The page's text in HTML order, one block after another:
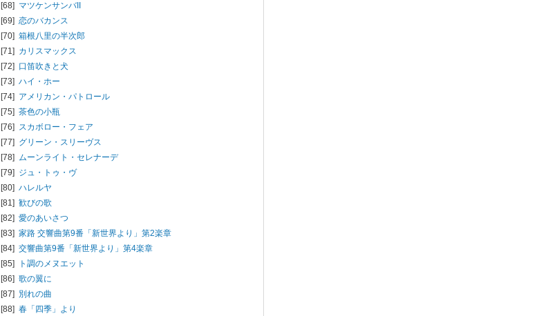
[68] マツケンサンバII
[69] 恋のバカンス
[70] 箱根八里の半次郎
[71] カリスマックス
[72] 口笛吹きと犬
[73] ハイ・ホー
[74] アメリカン・パトロール
[75] 茶色の小瓶
[76] スカボロー・フェア
[77] グリーン・スリーヴス
[78] ムーンライト・セレナーデ
[79] ジュ・トゥ・ヴ
[80] ハレルヤ
[81] 歓びの歌
[82] 愛のあいさつ
[83] 家路 交響曲第9番「新世界より」第2楽章
[84] 交響曲第9番「新世界より」第4楽章
[85]
ト調のメヌエット
[86] 歌の翼に
[87] 別れの曲
[88] 春「四季」より